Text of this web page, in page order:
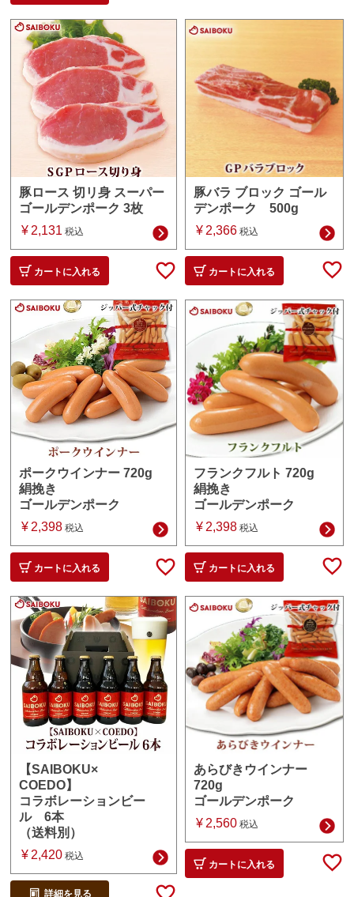
豚ロース 切リ身 スーパー
ゴールデンポーク 3枚
¥ 2,131 税込
カートに入れる
豚バラ ブロック ゴール
デンポーク 500g
¥ 2,366 税込
カートに入れる
ポークウインナー 720g
絹挽き
ゴールデンポーク
¥ 2,398 税込
カートに入れる
フランクフルト 720g
絹挽き
ゴールデンポーク
¥ 2,398 税込
カートに入れる
【SAIBOKU×
COEDO】
コラボレーションビー
ル 6本
（送料別）
¥ 2,420 税込
詳細を見る
あらびきウインナー
720g
ゴールデンポーク
¥ 2,560 税込
カートに入れる